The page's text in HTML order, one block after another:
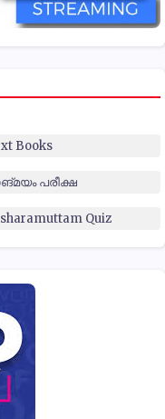
Books
പരീക്ഷ
Quiz